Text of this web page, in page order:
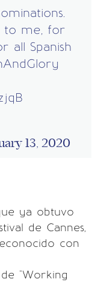
to me, for
all Spanish
13, 2020
ya obtuvo
de Cannes,
con
"Working